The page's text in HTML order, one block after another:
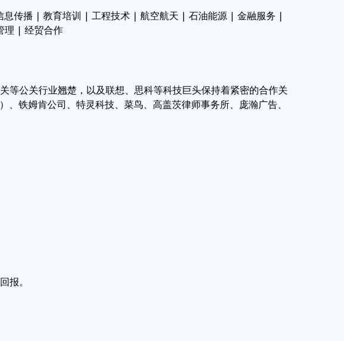
传播 | 教育培训 | 工程技术 | 航空航天 | 石油能源 | 金融服务 |
理 | 经贸合作
等公关行业翘楚，以及联想、思科等科技巨头保持着紧密的合作关
铁姆肯公司、特灵科技、菜鸟、高盖茨律师事务所、庞瀚广告、
报。